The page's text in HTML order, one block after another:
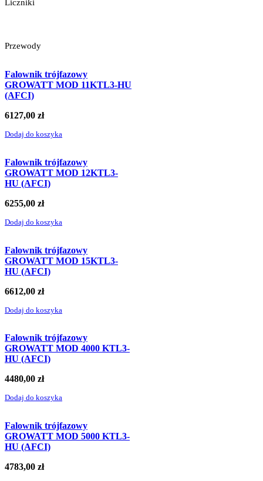
Liczniki
Przewody
Falownik trójfazowy
GROWATT MOD 11KTL3-HU
(AFCI)
6127,00 zł
Dodaj do koszyka
Falownik trójfazowy
GROWATT MOD 12KTL3-
HU (AFCI)
6255,00 zł
Dodaj do koszyka
Falownik trójfazowy
GROWATT MOD 15KTL3-
HU (AFCI)
6612,00 zł
Dodaj do koszyka
Falownik trójfazowy
GROWATT MOD 4000 KTL3-
HU (AFCI)
4480,00 zł
Dodaj do koszyka
Falownik trójfazowy
GROWATT MOD 5000 KTL3-
HU (AFCI)
4783,00 zł